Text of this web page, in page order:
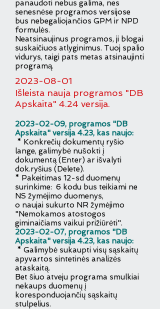
panaudoti nebus galima, nes
senesnėse programos versijose
bus nebegaliojančios GPM ir NPD
formulės.
Neatsinaujinus programos, ji blogai
suskaičiuos atlyginimus. Tuoj spalio
vidurys, taigi pats metas atsinaujinti
programą.
2023-08-01
Išleista nauja programos "DB
Apskaita" 4.24 versija.
2023-02-09, programos "DB
Apskaita" versija 4.23, kas naujo:
* Konkrečių dokumentų ryšio
lange, galimybė nušokti į
dokumentą (Enter) ar išvalyti
dok.ryšius (Delete).
* Pakeitimas 12-sd duomenų
surinkime: 6 kodu bus teikiami ne
NS žymėjimo duomenys,
o naujai sukurto NR žymėjimo
"Nemokamos atostogos
giminaičiams vaikui prižiūrėti".
2023-02-07, programos "DB
Apskaita" versija 4.23, kas naujo:
* Galimybė sukaupti visų sąskaitų
apyvartos sintetinės analizės
ataskaitą.
Bet šiuo atveju programa smulkiai
nekaups duomenų į
koresponduojančių sąskaitų
stulpelius.